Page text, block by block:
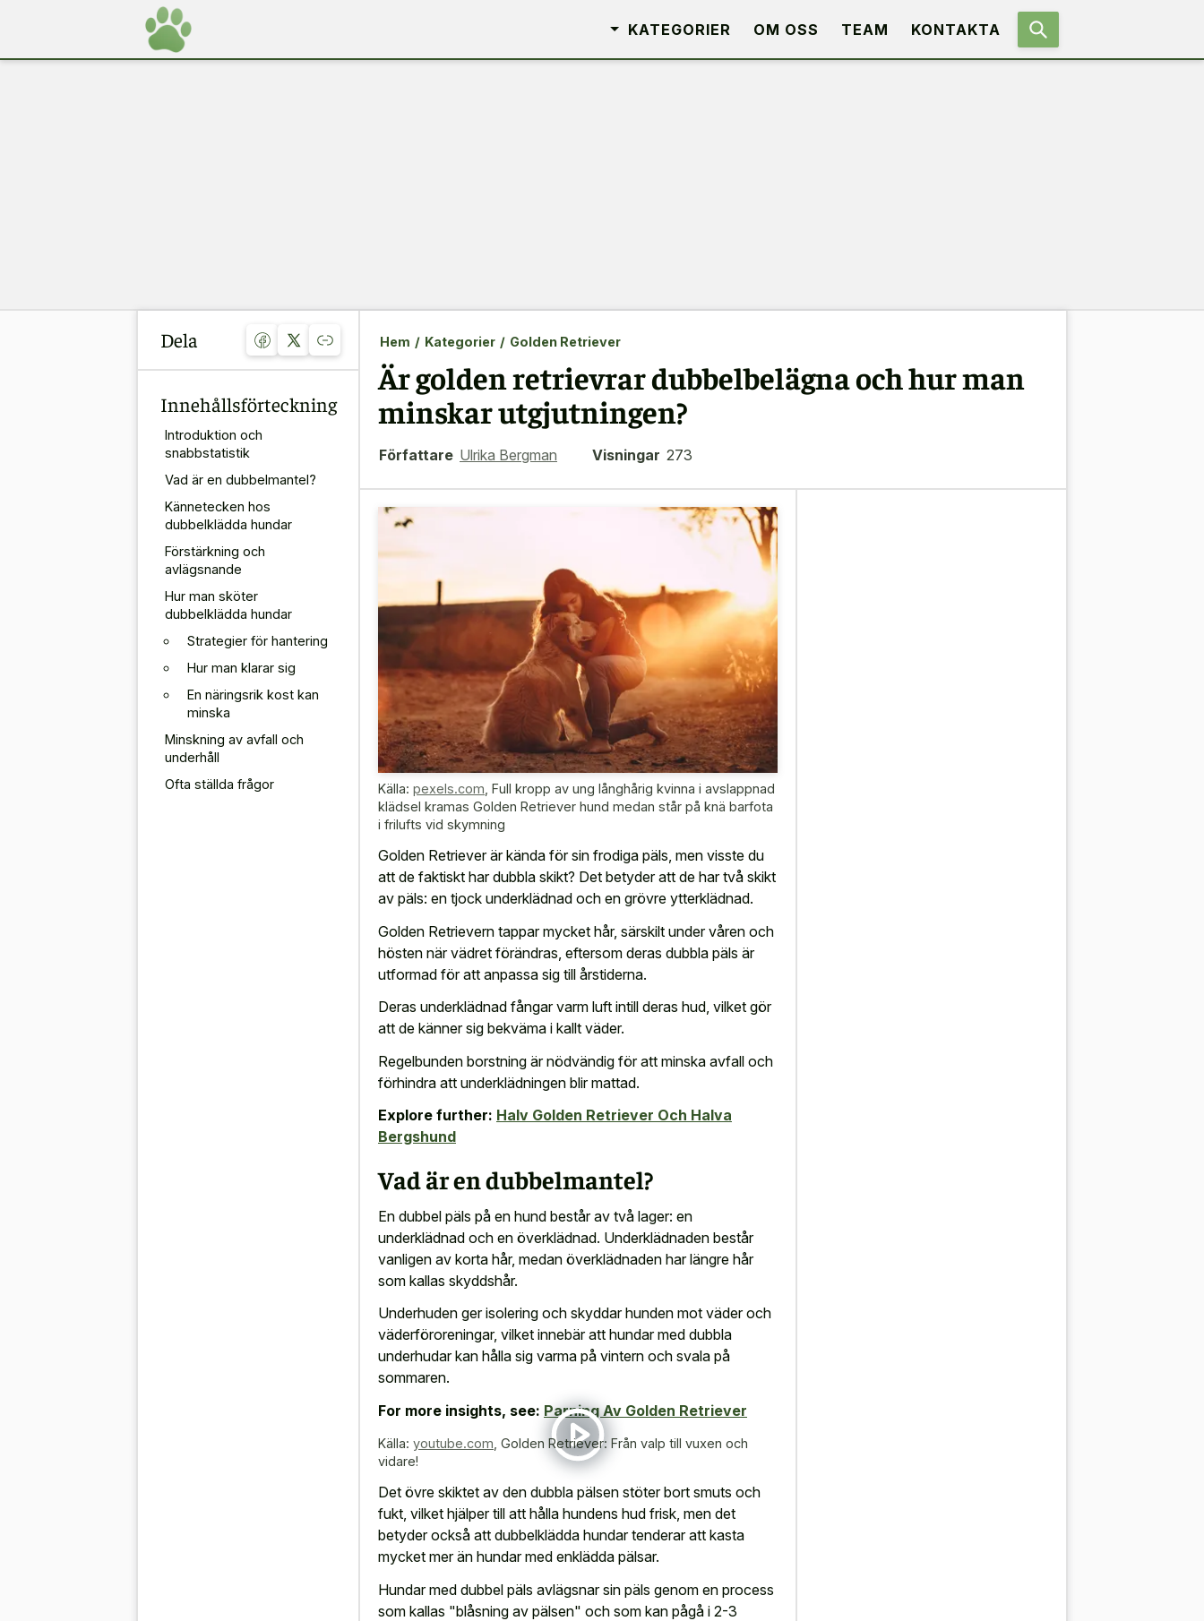
KATEGORIER OM OSS TEAM KONTAKTA
Dela
Innehållsförteckning
Introduktion och
snabbstatistik
Vad är en dubbelmantel?
Kännetecken hos
dubbelklädda hundar
Förstärkning och
avlägsnande
Hur man sköter
dubbelklädda hundar
Strategier för hantering
Hur man klarar sig
En näringsrik kost kan
minska
Minskning av avfall och
underhåll
Ofta ställda frågor
Hem / Kategorier / Golden Retriever
Är golden retrievrar dubbelbelägna och hur man
minskar utgjutningen?
Författare Ulrika Bergman Visningar 273
Källa: pexels.com Full kropp av ung långhårig kvinna i avslappnad
klädsel kramas Golden Retriever hund medan står på knä barfota
i frilufts vid skymning
Golden Retriever är kända för sin frodiga päls, men visste du
att de faktiskt har dubbla skikt? Det betyder att de har två skikt
av päls: en tjock underklädnad och en grövre ytterklädnad.
Golden Retrievern tappar mycket hår, särskilt under våren och
hösten när vädret förändras, eftersom deras dubbla päls är
utformad för att anpassa sig till årstiderna.
Deras underklädnad fångar varm luft intill deras hud, vilket gör
att de känner sig bekväma i kallt väder.
Regelbunden borstning är nödvändig för att minska avfall och
förhindra att underklädningen blir mattad.
Explore further: Halv Golden Retriever Och Halva
Bergshund
Vad är en dubbelmantel?
En dubbel päls på en hund består av två lager: en
underklädnad och en överklädnad. Underklädnaden består
vanligen av korta hår, medan överklädnaden har längre hår
som kallas skyddshår.
Underhuden ger isolering och skyddar hunden mot väder och
väderföroreningar, vilket innebär att hundar med dubbla
underhudar kan hålla sig varma på vintern och svala på
sommaren.
For more insights, see: Parning Av Golden Retriever
Källa: youtube.com Golden Retriever: Från valp till vuxen och
vidare!
Det övre skiktet av den dubbla pälsen stöter bort smuts och
fukt, vilket hjälper till att hålla hundens hud frisk, men det
betyder också att dubbelklädda hundar tenderar att kasta
mycket mer än hundar med enklädda pälsar.
Hundar med dubbel päls avlägsnar sin päls genom en process
som kallas "blåsning av pälsen" och som kan pågå i 2-3